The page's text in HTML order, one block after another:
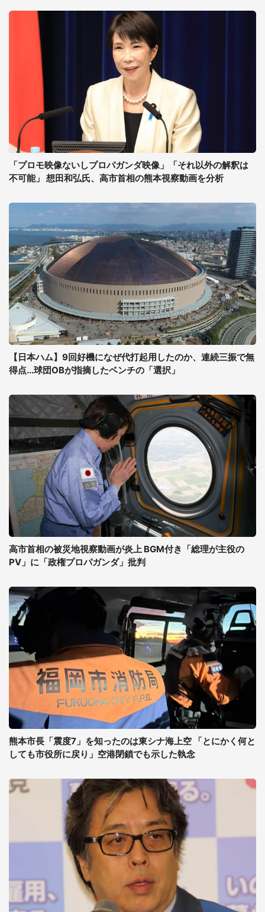
「プロモ映像ないしプロパガンダ映像」「それ以外の解釈は
不可能」 想田和弘氏、高市首相の熊本視察動画を分析
【日本ハム】9回好機になぜ代打起用したのか、連続三振で無
得点...球団OBが指摘したベンチの「選択」
高市首相の被災地視察動画が炎上 BGM付き「総理が主役の
PV」に「政権プロパガンダ」批判
熊本市長「震度7」を知ったのは東シナ海上空 「とにかく何と
しても市役所に戻り」空港閉鎖でも示した執念